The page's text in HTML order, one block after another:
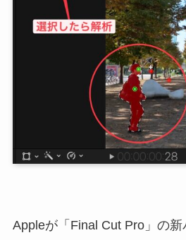
Appleが「Final Cut Pro」の